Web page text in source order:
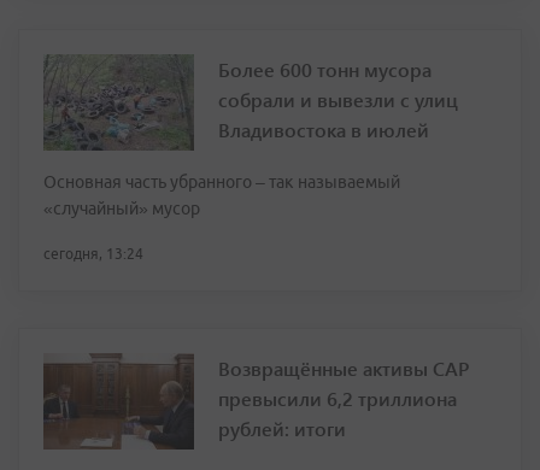
Более 600 тонн мусора
собрали и вывезли с улиц
Владивостока в июлей
Основная часть убранного – так называемый
«случайный» мусор
сегодня, 13:24
Возвращённые активы САР
превысили 6,2 триллиона
рублей: итоги